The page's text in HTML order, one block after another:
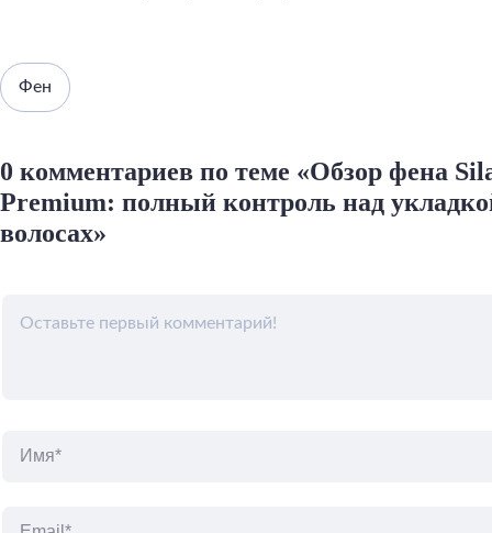
Фен
0 комментариев по теме «Обзор фена
Premium: полный контроль над
волосах»